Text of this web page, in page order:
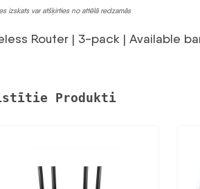
izskats var atšķirties no attēlā redzamās
Router | 3-pack | Available
Produkti